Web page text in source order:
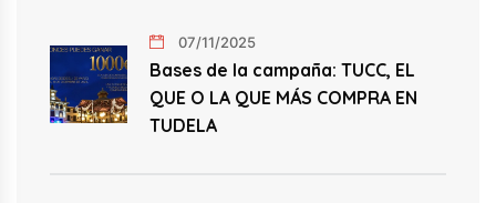
07/11/2025
Bases de la campaña: TUCC, EL
QUE O LA QUE MÁS COMPRA EN
TUDELA